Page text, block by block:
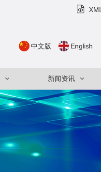
XML
中文版 English
新闻资讯